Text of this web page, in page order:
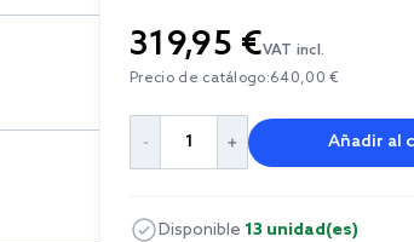
319,95 €VAT incl.
Precio de catálogo:640,00 €
Añadir al
Disponible 13 unidad(es)